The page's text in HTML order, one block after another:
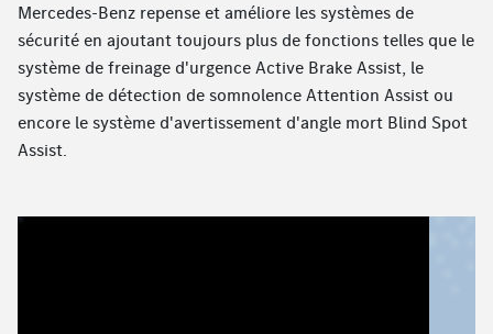
Mercedes-Benz repense et améliore les systèmes de
sécurité en ajoutant toujours plus de fonctions telles que le
système de freinage d'urgence Active Brake Assist, le
système de détection de somnolence Attention Assist ou
encore le système d'avertissement d'angle mort Blind Spot
Assist.